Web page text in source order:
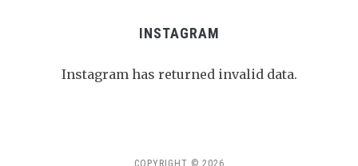
INSTAGRAM
Instagram has returned invalid data.
COPYRIGHT © 2026